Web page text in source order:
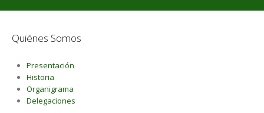
Quiénes Somos
Presentación
Historia
Organigrama
Delegaciones